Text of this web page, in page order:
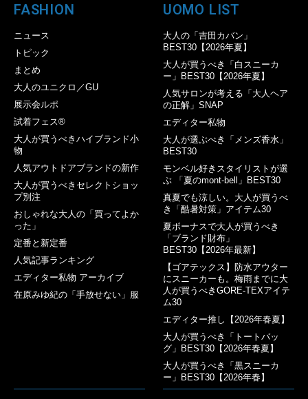
FASHION
ニュース
トピック
まとめ
大人のユニクロ／GU
展示会ルポ
試着フェス®︎
大人が買うべきハイブランド小
物
人気アウトドアブランドの新作
大人が買うべきセレクトショッ
プ別注
おしゃれな大人の「買ってよか
った」
定番と新定番
人気記事ランキング
エディター私物 アーカイブ
在原みゆ紀の「手放せない」服
UOMO LIST
大人の「吉田カバン」
BEST30【2026年夏】
大人が買うべき「白スニーカ
ー」BEST30【2026年夏】
人気サロンが考える「大人ヘア
の正解」SNAP
エディター私物
大人が選ぶべき「メンズ香水」
BEST30
モンベル好きスタイリストが選
ぶ 「夏のmont-bell」BEST30
真夏でも涼しい。大人が買うべ
き「酷暑対策」アイテム30
夏ボーナスで大人が買うべき
「ブランド財布」
BEST30【2026年最新】
【ゴアテックス】防水アウター
にスニーカーも。梅雨までに大
人が買うべきGORE-TEXアイテ
ム30
エディター推し【2026年春夏】
大人が買うべき「トートバッ
グ」BEST30【2026年春夏】
大人が買うべき「黒スニーカ
ー」BEST30【2026年春】